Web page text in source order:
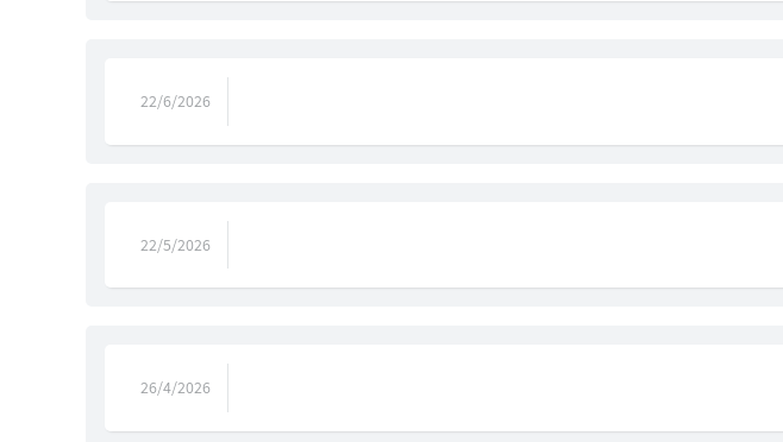
22/6/2026
22/5/2026
26/4/2026